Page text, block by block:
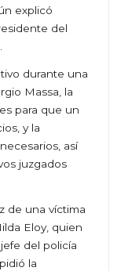
explicó
del
durante una
Massa, la
para que un
y la
así
juzgados
de una víctima
Eloy, quien
del policía
la